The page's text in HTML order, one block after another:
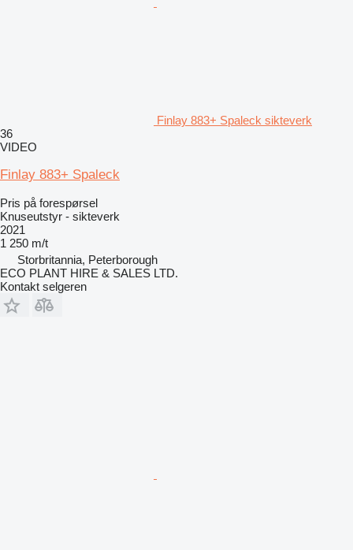
Finlay 883+ Spaleck sikteverk
36
VIDEO
Finlay 883+ Spaleck
Pris på forespørsel
Knuseutstyr - sikteverk
2021
1 250 m/t
Storbritannia, Peterborough
ECO PLANT HIRE & SALES LTD.
Kontakt selgeren